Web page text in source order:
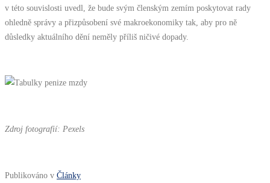
v této souvislosti uvedl, že bude svým členským zemím poskytovat rady
ohledně správy a přizpůsobení své makroekonomiky tak, aby pro ně
důsledky aktuálního dění neměly příliš ničivé dopady.
Zdroj fotografií: Pexels
Publikováno v Články